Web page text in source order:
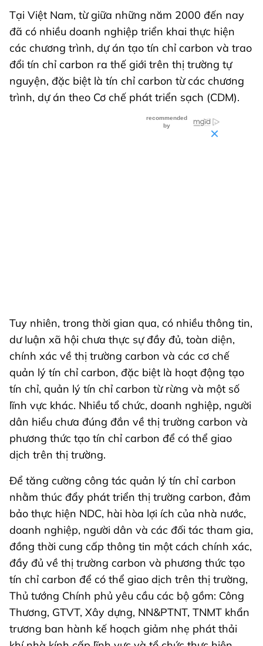
Tại Việt Nam, từ giữa những năm 2000 đến nay
đã có nhiều doanh nghiệp triển khai thực hiện
các chương trình, dự án tạo tín chỉ carbon và trao
đổi tín chỉ carbon ra thế giới trên thị trường tự
nguyện, đặc biệt là tín chỉ carbon từ các chương
trình, dự án theo Cơ chế phát triển sạch (CDM).
Tuy nhiên, trong thời gian qua, có nhiều thông tin,
dư luận xã hội chưa thực sự đầy đủ, toàn diện,
chính xác về thị trường carbon và các cơ chế
quản lý tín chỉ carbon, đặc biệt là hoạt động tạo
tín chỉ, quản lý tín chỉ carbon từ rừng và một số
lĩnh vực khác. Nhiều tổ chức, doanh nghiệp, người
dân hiểu chưa đúng đắn về thị trường carbon và
phương thức tạo tín chỉ carbon để có thể giao
dịch trên thị trường.
Để tăng cường công tác quản lý tín chỉ carbon
nhằm thúc đẩy phát triển thị trường carbon, đảm
bảo thực hiện NDC, hài hòa lợi ích của nhà nước,
doanh nghiệp, người dân và các đối tác tham gia,
đồng thời cung cấp thông tin một cách chính xác,
đầy đủ về thị trường carbon và phương thức tạo
tín chỉ carbon để có thể giao dịch trên thị trường,
Thủ tướng Chính phủ yêu cầu các bộ gồm: Công
Thương, GTVT, Xây dựng, NN&PTNT, TNMT khẩn
trương ban hành kế hoạch giảm nhẹ phát thải